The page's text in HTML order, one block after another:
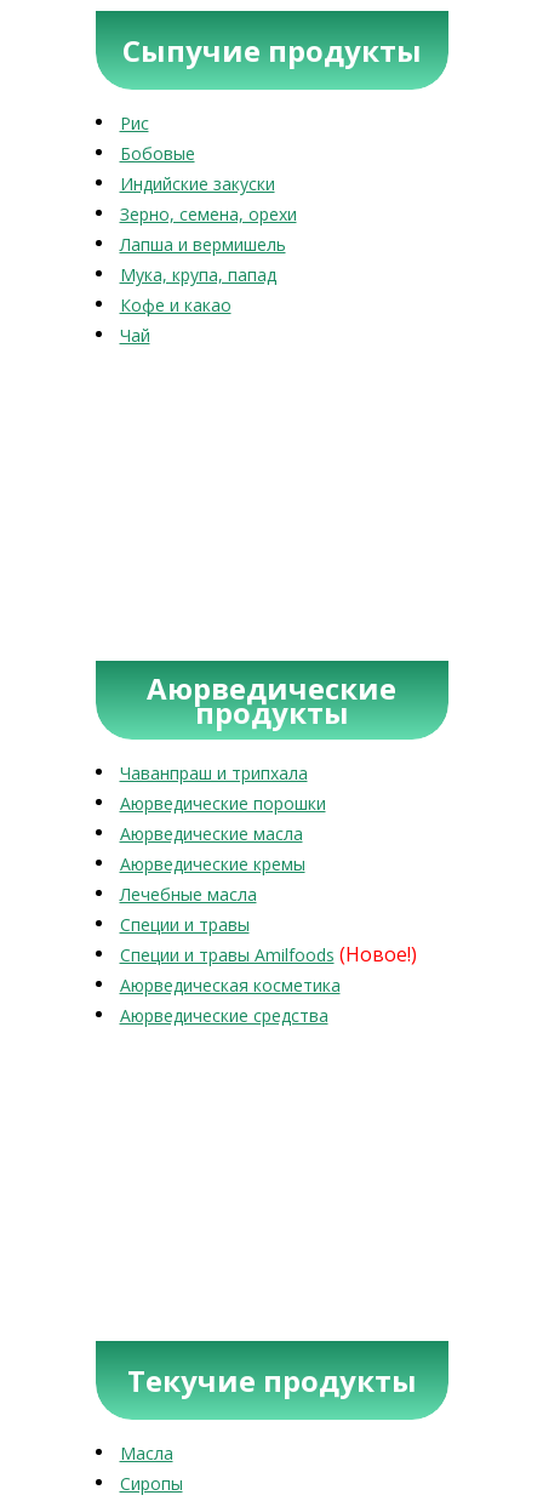
Сыпучие продукты
Рис
Бобовые
Индийские закуски
Зерно, семена, орехи
Лапша и вермишель
Мука, крупа, папад
Кофе и какао
Чай
Аюрведические
продукты
Чаванпраш и трипхала
Аюрведические порошки
Аюрведические масла
Аюрведические кремы
Лечебные масла
Специи и травы
Специи и травы Amilfoods (Новое!)
Аюрведическая косметика
Аюрведические средства
Текучие продукты
Масла
Сиропы